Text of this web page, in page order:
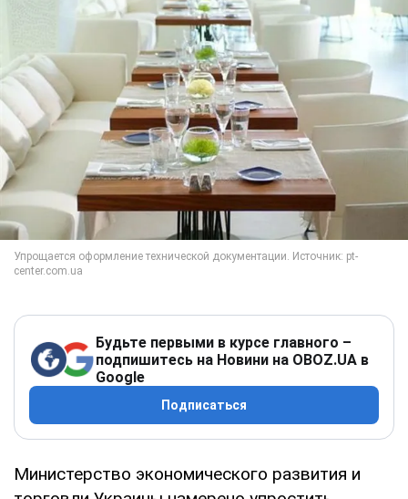
Будьте первыми в курсе главного –
подпишитесь на Новини на OBOZ.UA в
Google
Подписаться
Министерство экономического развития и